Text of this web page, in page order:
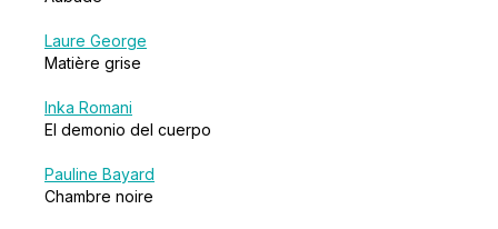
Laure George
Matière grise
Inka Romani
El demonio del cuerpo
Pauline Bayard
Chambre noire